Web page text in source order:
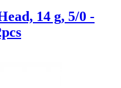
14 g, 5/0 -